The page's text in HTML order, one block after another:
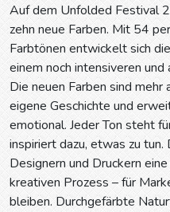
Auf dem Unfolded Festival
zehn neue Farben. Mit 54
Farbtönen entwickelt sich
einem noch intensiveren
Die neuen Farben sind mehr
eigene Geschichte und
emotional. Jeder Ton steht
inspiriert dazu, etwas zu
Designern und Druckern
kreativen Prozess – für
bleiben. Durchgefärbte